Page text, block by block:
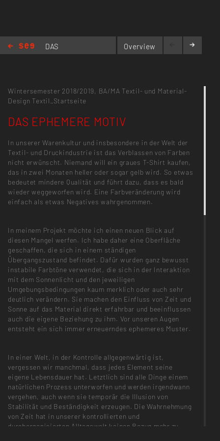
DAS
Overview
Wintersemester 2018/2019, BA/MA Textil- und Material-
Design Textil_Startseite
DAS EPHEMERE MOTIV
In unserer Warenkultur und insbesondere in der Welt der
Textil- und Druckindustrie ist das Verblassen von Farben
nicht erwünscht. Niemand will ein graues T-Shirt kaufen,
das in zwei Monaten heller oder sogar gelb wird. So etwas
bedeutet mindere Qualität und führt dazu, dass es bald
wieder weggeworfen wird. Eine Farbveränderung wird
einfach als etwas Negatives wahrgenommen.
In meinem Projekt möchte ich einen neuen Blick auf
diesen Mangel werfen. Ich habe daher eine Oberfläche
geschaffen, die sich in einem ständigen
Übergangszustand befindet. Dafür wurden ganz bewusst
instabile Farbtöne verwendet, die sich in der Interaktion
mit dem Sonnenlicht und den jeweiligen
Umgebungsbedingungen kaum merklich oder auch sehr
deutlich verändern. Sie machen den Einfluss von Zeit und
Sonne auf das Material direkt erfahrbar und beeinflussen
auch die eigene Beziehung zu ihm. Vor unseren Augen
entsteht ein sich immer erneuerndes ephemeres Muster.
In einer Welt, in der Kontrolle allgegenwärtig ist,
vergessen wir manchmal, dass jedes Element seine
eigene Lebensdauer hat. Letztlich sind alle Dinge einem
natürlichen Prozess unterworfen und werden irgendwann
vergehen, auch wenn sie temporär die Illusion von
Stabilität und Beständigkeit erzeugen. Die Wahrnehmung
von Zeit hat in unserer kontrollierten und
durchorganisierten Alltagswelt keinen Bezug mehr zu